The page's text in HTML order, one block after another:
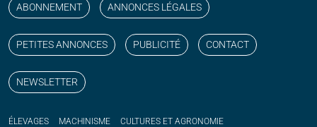
ABONNEMENT ANNONCES LÉGALES
PETITES ANNONCES PUBLICITÉ CONTACT
NEWSLETTER
ÉLEVAGES MACHINISME CULTURES ET AGRONOMIE